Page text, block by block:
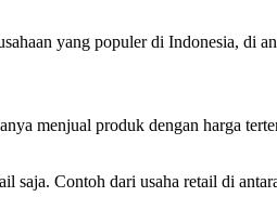
yang populer di Indonesia, di
menjual produk dengan harga
saja. Contoh dari usaha retail di